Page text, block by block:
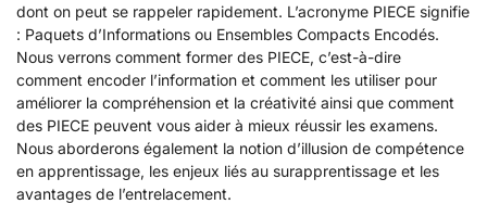
dont on peut se rappeler rapidement. L’acronyme PIECE signifie
: Paquets d’Informations ou Ensembles Compacts Encodés.
Nous verrons comment former des PIECE, c’est-à-dire
comment encoder l’information et comment les utiliser pour
améliorer la compréhension et la créativité ainsi que comment
des PIECE peuvent vous aider à mieux réussir les examens.
Nous aborderons également la notion d’illusion de compétence
en apprentissage, les enjeux liés au surapprentissage et les
avantages de l’entrelacement.